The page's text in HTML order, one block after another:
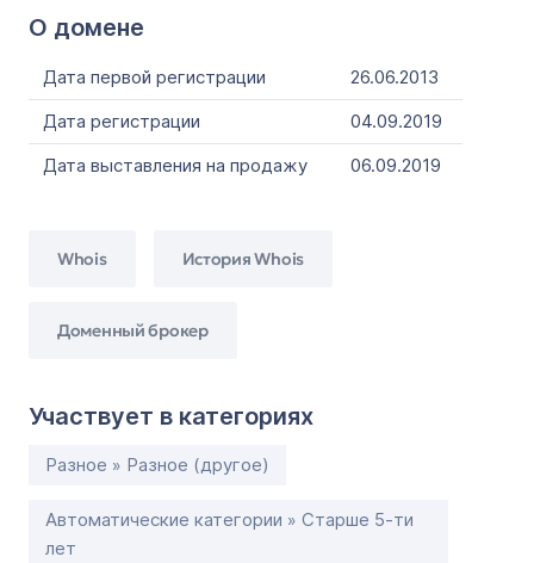
О домене
Дата первой регистрации
26.06.2013
Дата регистрации
04.09.2019
Дата выставления на продажу
06.09.2019
Whois История Whois
Доменный брокер
Участвует в категориях
Разное » Разное (другое)
Автоматические категории » Старше 5-ти
лет